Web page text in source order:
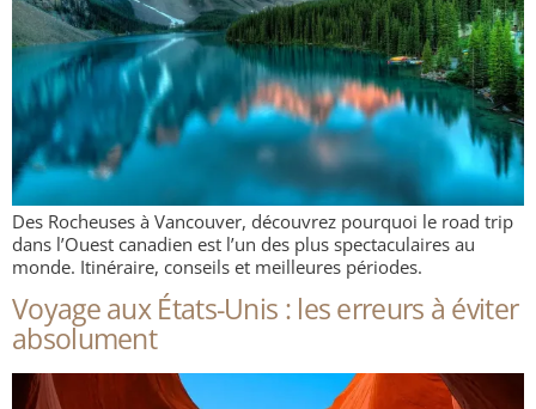
Des Rocheuses à Vancouver, découvrez pourquoi le road trip
dans l’Ouest canadien est l’un des plus spectaculaires au
monde. Itinéraire, conseils et meilleures périodes.
Voyage aux États-Unis : les erreurs à éviter
absolument